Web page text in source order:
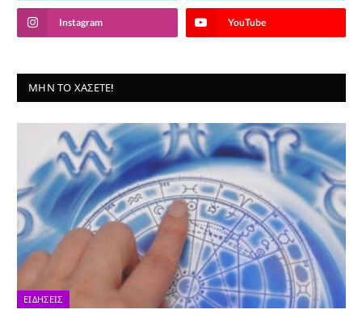
Instagram YouTube
ΜΗΝ ΤΟ ΧΆΣΕΤΕ!
ΕΙΔΉΣΕΙΣ